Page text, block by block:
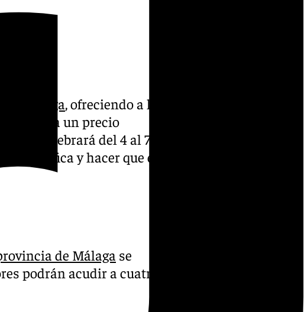
a Málaga, ofreciendo a los
a un precio
se celebrará del 4 al 7
y hacer que el
de Málaga se
podrán acudir a cuatro